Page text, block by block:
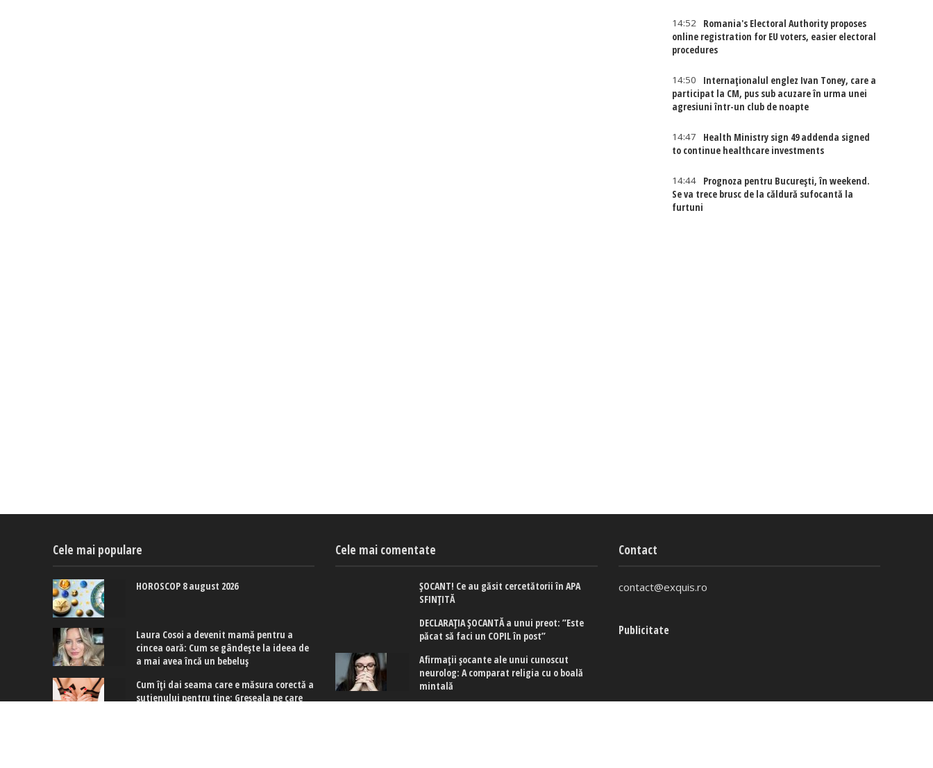
14:52
Romania's Electoral Authority proposes
online registration for EU voters, easier electoral
procedures
14:50
Internaţionalul englez Ivan Toney, care a
participat la CM, pus sub acuzare în urma unei
agresiuni într-un club de noapte
14:47
Health Ministry sign 49 addenda signed
to continue healthcare investments
14:44
Prognoza pentru București, în weekend.
Se va trece brusc de la căldură sufocantă la
furtuni
Cele mai populare
HOROSCOP 8 august 2026
Laura Cosoi a devenit mamă pentru a
cincea oară: Cum se gândește la ideea de
a mai avea încă un bebeluș
Cum îți dai seama care e măsura corectă a
sutienului pentru tine: Greșeala pe care
Cele mai comentate
ȘOCANT! Ce au găsit cercetătorii în APA
SFINȚITĂ
DECLARAȚIA ȘOCANTĂ a unui preot: ”Este
păcat să faci un COPIL în post”
Afirmaţii şocante ale unui cunoscut
neurolog: A comparat religia cu o boală
mintală
Contact
contact@exquis.ro
Publicitate